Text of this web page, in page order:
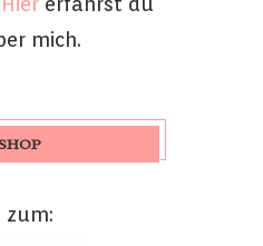
mich.
zum: